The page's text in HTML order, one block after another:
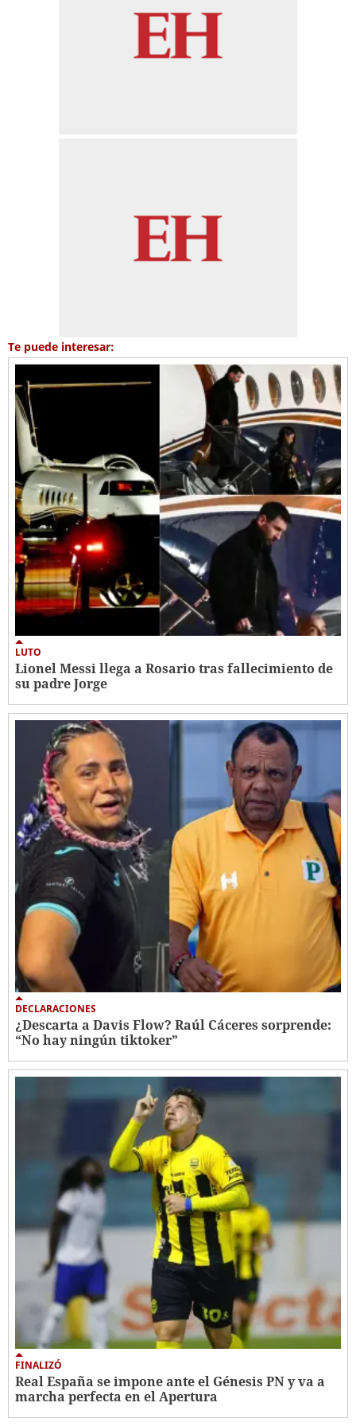
Te puede interesar:
LUTO
Lionel Messi llega a Rosario tras fallecimiento de
su padre Jorge
DECLARACIONES
¿Descarta a Davis Flow? Raúl Cáceres sorprende:
“No hay ningún tiktoker”
FINALIZÓ
Real España se impone ante el Génesis PN y va a
marcha perfecta en el Apertura